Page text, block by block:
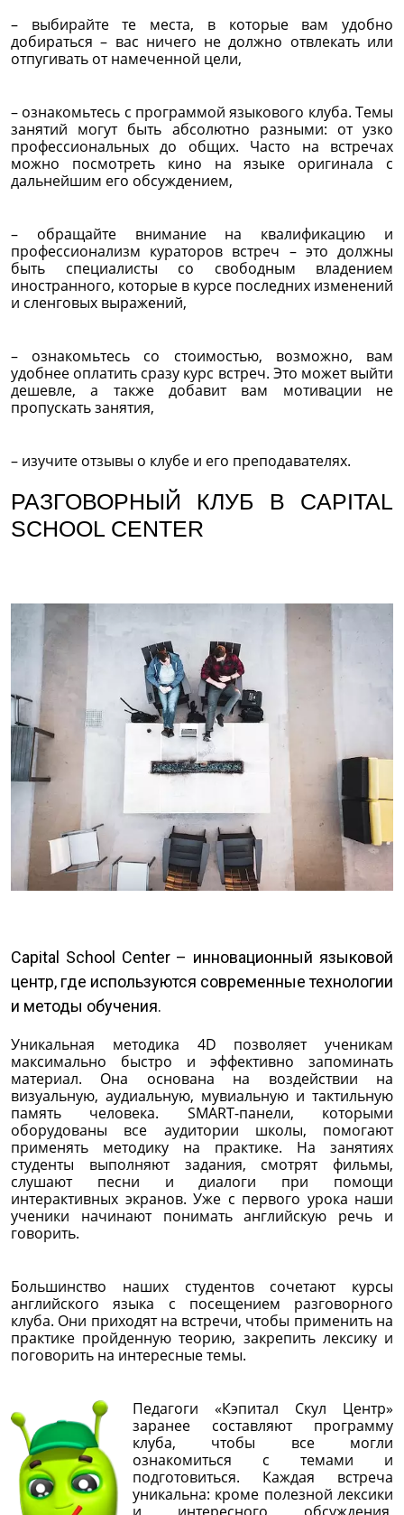
– выбирайте те места, в которые вам удобно
добираться – вас ничего не должно отвлекать или
отпугивать от намеченной цели,
– ознакомьтесь с программой языкового клуба. Темы
занятий могут быть абсолютно разными: от узко
профессиональных до общих. Часто на встречах
можно посмотреть кино на языке оригинала с
дальнейшим его обсуждением,
– обращайте внимание на квалификацию и
профессионализм кураторов встреч – это должны
быть специалисты со свободным владением
иностранного, которые в курсе последних изменений
и сленговых выражений,
– ознакомьтесь со стоимостью, возможно, вам
удобнее оплатить сразу курс встреч. Это может выйти
дешевле, а также добавит вам мотивации не
пропускать занятия,
– изучите отзывы о клубе и его преподавателях.
РАЗГОВОРНЫЙ КЛУБ В CAPITAL
SCHOOL CENTER
Capital School Center – инновационный языковой
центр, где используются современные технологии
и методы обучения.
Уникальная методика 4D позволяет ученикам
максимально быстро и эффективно запоминать
материал. Она основана на воздействии на
визуальную, аудиальную, мувиальную и тактильную
память человека. SMART-панели, которыми
оборудованы все аудитории школы, помогают
применять методику на практике. На занятиях
студенты выполняют задания, смотрят фильмы,
слушают песни и диалоги при помощи
интерактивных экранов. Уже с первого урока наши
ученики начинают понимать английскую речь и
говорить.
Большинство наших студентов сочетают курсы
английского языка с посещением разговорного
клуба. Они приходят на встречи, чтобы применить на
практике пройденную теорию, закрепить лексику и
поговорить на интересные темы.
Педагоги «Кэпитал Скул Центр»
заранее составляют программу
клуба, чтобы все могли
ознакомиться с темами и
подготовиться. Каждая встреча
уникальна: кроме полезной лексики